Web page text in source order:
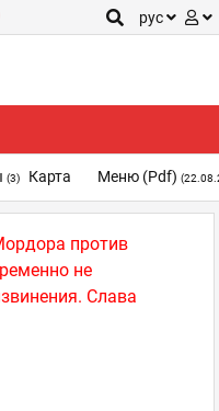
рус
против
не
Слава
(3) Карта Меню (pdf)